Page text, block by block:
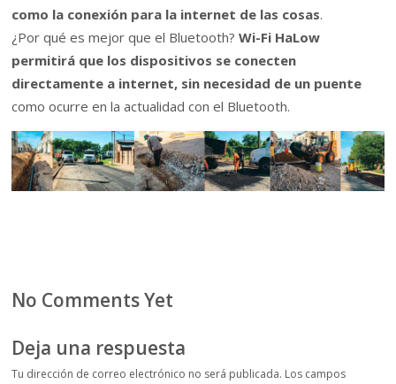
como la conexión para la internet de las cosas.
¿Por qué es mejor que el Bluetooth?Wi-Fi HaLow
permitirá que los dispositivos se conecten
directamente a internet, sin necesidad de un puente
como ocurre en la actualidad con el Bluetooth.
No Comments Yet
Deja una respuesta
Tu dirección de correo electrónico no será publicada. Los campos